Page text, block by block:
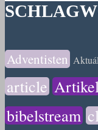
Adventisten
article
bibelstream